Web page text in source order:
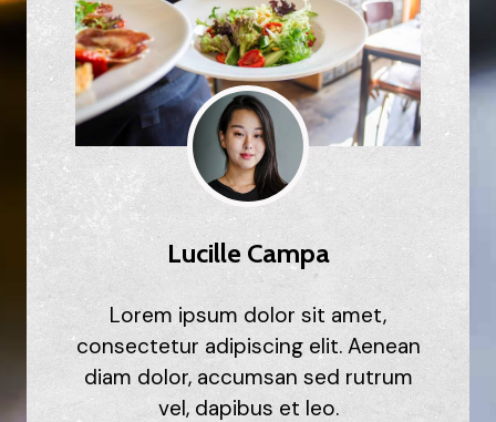
Lucille Campa
Lorem ipsum dolor sit amet,
consectetur adipiscing elit. Aenean
diam dolor, accumsan sed rutrum
vel, dapibus et leo.